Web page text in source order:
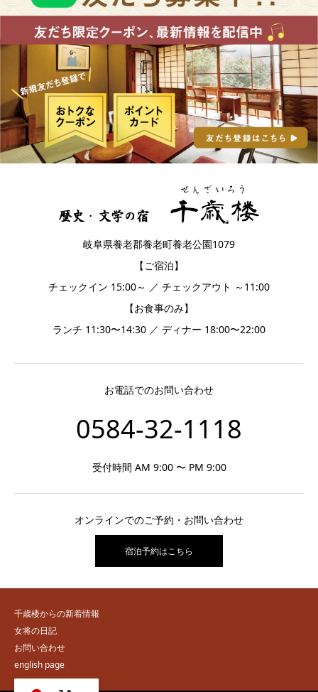
岐阜県養老郡養老町養老公園1079
【ご宿泊】
チェックイン 15:00～ ／ チェックアウト ～11:00
【お食事のみ】
ランチ 11:30〜14:30 ／ ディナー 18:00〜22:00
お電話でのお問い合わせ
0584-32-1118
受付時間 AM 9:00 〜 PM 9:00
オンラインでのご予約・お問い合わせ
宿泊予約はこちら
千歳楼からの新着情報
女将の日記
お問い合わせ
english page